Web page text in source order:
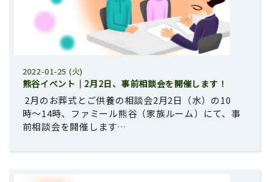
2022-01-25 (火)
熊谷イベント｜2月2日、事前相談会を開催します！
2月のお葬式とご供養の相談会2月2日（水）の10
時〜14時、ファミール熊谷（家族ルーム）にて、事
前相談会を開催します…